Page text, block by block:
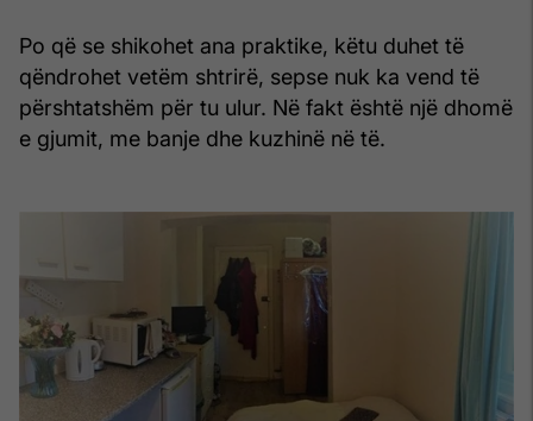
Po që se shikohet ana praktike, këtu duhet të
qëndrohet vetëm shtrirë, sepse nuk ka vend të
përshtatshëm për tu ulur. Në fakt është një dhomë
e gjumit, me banje dhe kuzhinë në të.